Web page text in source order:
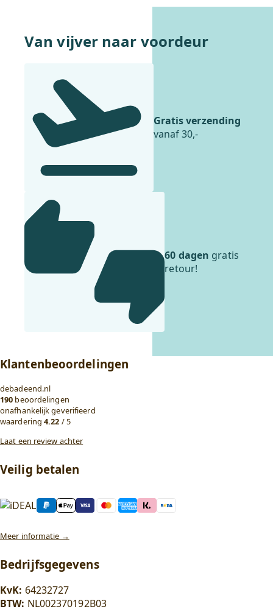
Van vijver naar voordeur
Gratis verzending
vanaf 30,-
60 dagen gratis
retour!
Klantenbeoordelingen
debadeend.nl
190 beoordelingen
onafhankelijk geverifieerd
waardering4.22 / 5
Laat een review achter
Veilig betalen
Meer informatie →
Bedrijfsgegevens
KvK: 64232727
BTW: NL002370192B03